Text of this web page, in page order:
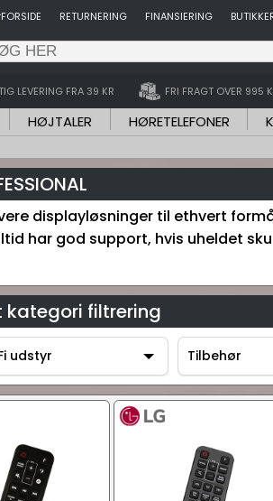
FORSIDE RETURNERING FINANSIERING
LEVERING FRA 39 KR FRI FRAGT OVER 995
HØJTALER HØRETELEFONER
displayløsninger til ethvert
har god support, hvis uheldet
kategori filtrering
udstyr
udstyr
Tilbehør
Tilbehør